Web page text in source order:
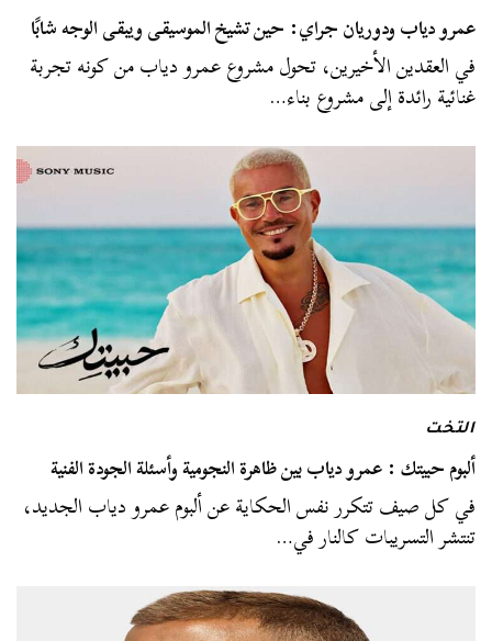
عمرو دياب ودوريان جراي: حين تشيخ الموسيقى ويبقى الوجه شابًا
في العقدين الأخيرين، تحول مشروع عمرو دياب من كونه تجربة
غنائية رائدة إلى مشروع بناء…
التخت
ألبوم حبيتك : عمرو دياب بين ظاهرة النجومية وأسئلة الجودة الفنية
في كل صيف تتكرر نفس الحكاية عن ألبوم عمرو دياب الجديد،
تنتشر التسريبات كالنار في…